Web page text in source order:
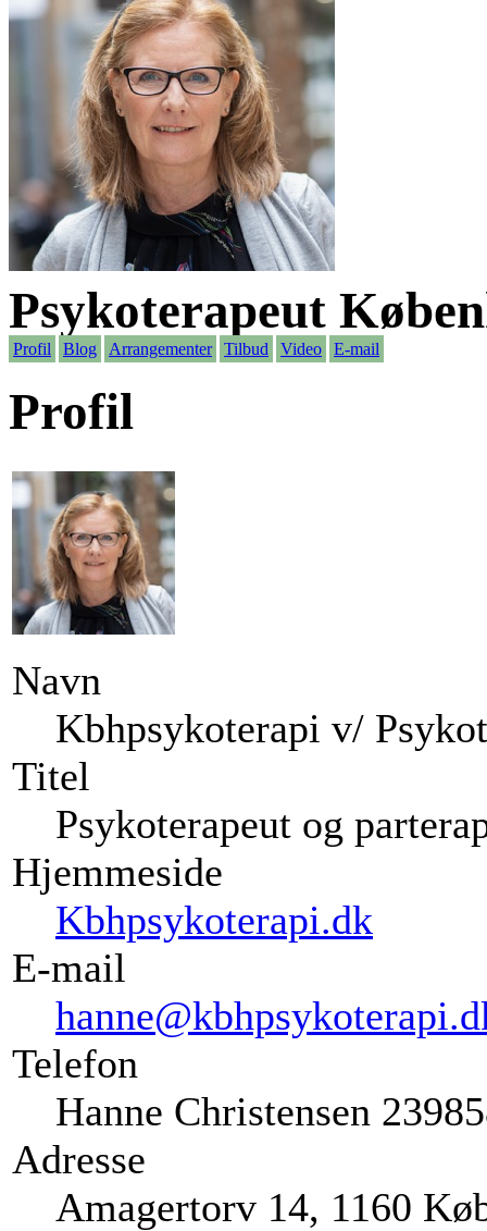
Psykoterapeut
Profil Blog Arrangementer Tilbud Video E-mail
Profil
Navn
Kbhpsykoterapi v/
Titel
Psykoterapeut og
Hjemmeside
Kbhpsykoterapi.dk
E-mail
Telefon
Hanne Christensen
Adresse
Amagertorv 14, 1160